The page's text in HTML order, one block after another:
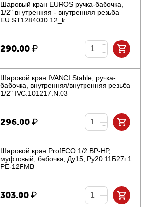
Шаровый кран EUROS ручка-бабочка,
1/2" внутренняя - внутренняя резьба
EU.ST1284030 12_k
290.00₽
+
−
Шаровой кран IVANCI Stable, ручка-
бабочка, внутренняя/внутренняя резьба
1/2" IVC.101217.N.03
296.00₽
+
−
Шаровой кран ProfECO 1/2 ВР-НР,
муфтовый, бабочка, Ду15, Ру20 11Б27п1
PE-12FMB
303.00₽
+
−